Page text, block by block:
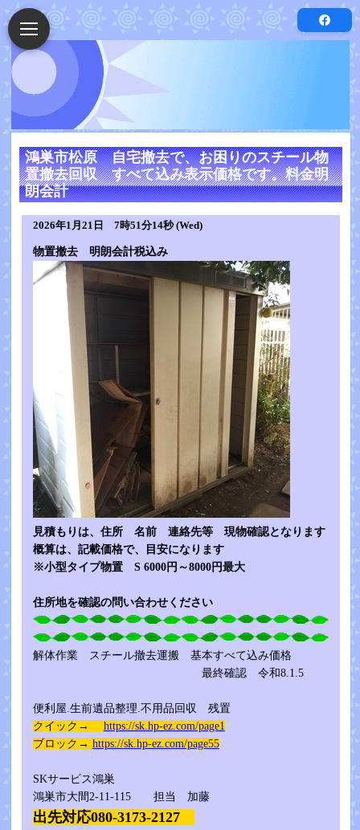
鴻巣市松原 自宅撤去で、お困りのスチール物
置撤去回収 すべて込み表示価格です。料金明
朗会計
2026年1月21日 7時51分14秒 (Wed)
物置撤去 明朗会計税込み
見積もりは、住所 名前 連絡先等 現物確認となります
概算は、記載価格で、目安になります
※小型タイプ物置 S 6000円～8000円最大
住所地を確認の問い合わせください
解体作業 スチール撤去運搬 基本すべて込み価格
最終確認 令和8.1.5
便利屋.生前遺品整理.不用品回収 残置
クイック→ https://sk.hp-ez.com/page1
ブロック→ https://sk.hp-ez.com/page55
SKサービス鴻巣
鴻巣市大間2-11-115 担当 加藤
出先対応080-3173-2127